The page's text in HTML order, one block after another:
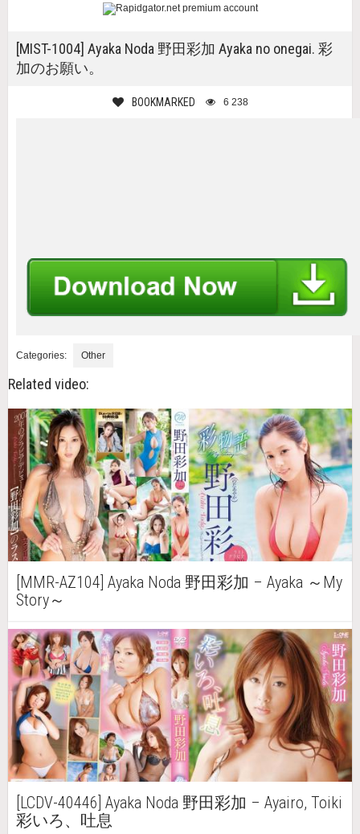
[MIST-1004] Ayaka Noda 野田彩加 Ayaka no onegai. 彩
加のお願い。
BOOKMARKED 6 238
Categories: Other
Related video:
[MMR-AZ104] Ayaka Noda 野田彩加 – Ayaka ～My
Story～
[LCDV-40446] Ayaka Noda 野田彩加 – Ayairo, Toiki
彩いろ、吐息